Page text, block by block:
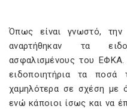
Όπως είναι γνωστό,
αναρτήθηκαν τα
ασφαλισμένους του ΕΦΚΑ.
ειδοποιητήρια τα
χαμηλότερα σε σχέση με
ενώ κάποιοι ίσως και να